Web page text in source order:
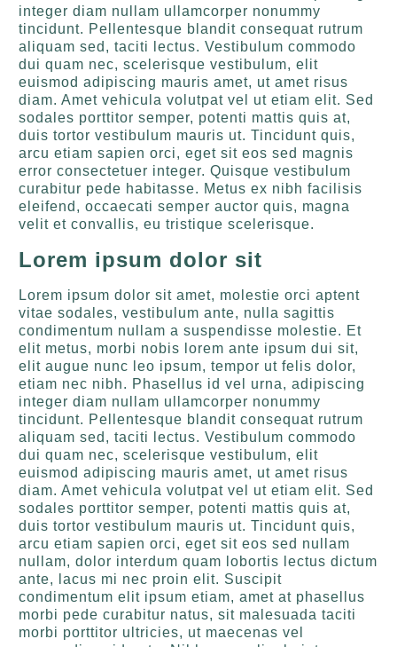
integer diam nullam ullamcorper nonummy
tincidunt. Pellentesque blandit consequat rutrum
aliquam sed, taciti lectus. Vestibulum commodo
dui quam nec, scelerisque vestibulum, elit
euismod adipiscing mauris amet, ut amet risus
diam. Amet vehicula volutpat vel ut etiam elit. Sed
sodales porttitor semper, potenti mattis quis at,
duis tortor vestibulum mauris ut. Tincidunt quis,
arcu etiam sapien orci, eget sit eos sed magnis
error consectetuer integer. Quisque vestibulum
curabitur pede habitasse. Metus ex nibh facilisis
eleifend, occaecati semper auctor quis, magna
velit et convallis, eu tristique scelerisque.
Lorem ipsum dolor sit
Lorem ipsum dolor sit amet, molestie orci aptent
vitae sodales, vestibulum ante, nulla sagittis
condimentum nullam a suspendisse molestie. Et
elit metus, morbi nobis lorem ante ipsum dui sit,
elit augue nunc leo ipsum, tempor ut felis dolor,
etiam nec nibh. Phasellus id vel urna, adipiscing
integer diam nullam ullamcorper nonummy
tincidunt. Pellentesque blandit consequat rutrum
aliquam sed, taciti lectus. Vestibulum commodo
dui quam nec, scelerisque vestibulum, elit
euismod adipiscing mauris amet, ut amet risus
diam. Amet vehicula volutpat vel ut etiam elit. Sed
sodales porttitor semper, potenti mattis quis at,
duis tortor vestibulum mauris ut. Tincidunt quis,
arcu etiam sapien orci, eget sit eos sed nullam
nullam, dolor interdum quam lobortis lectus dictum
ante, lacus mi nec proin elit. Suscipit
condimentum elit ipsum etiam, amet at phasellus
morbi pede curabitur natus, sit malesuada taciti
morbi porttitor ultricies, ut maecenas vel